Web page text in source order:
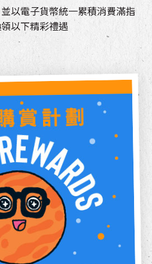
並以電子貨幣統一累積消費滿指
以下精彩禮遇